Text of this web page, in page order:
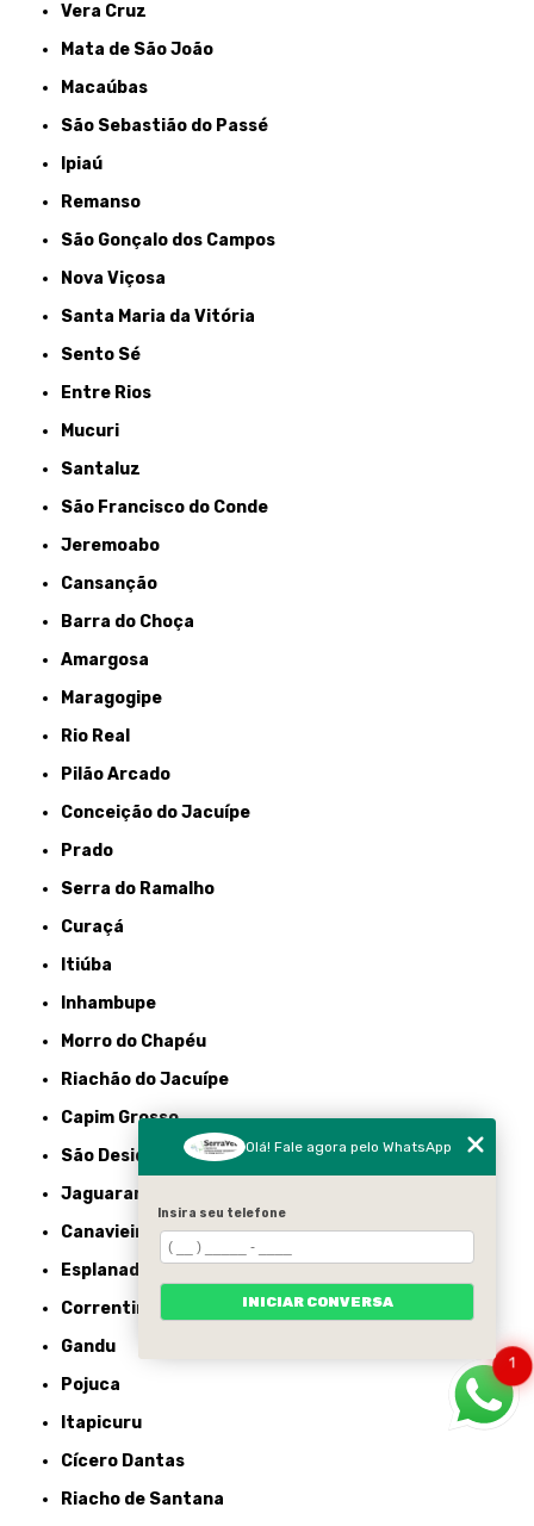
Vera Cruz
Mata de São João
Macaúbas
São Sebastião do Passé
Ipiaú
Remanso
São Gonçalo dos Campos
Nova Viçosa
Santa Maria da Vitória
Sento Sé
Entre Rios
Mucuri
Santaluz
São Francisco do Conde
Jeremoabo
Cansanção
Barra do Choça
Amargosa
Maragogipe
Rio Real
Pilão Arcado
Conceição do Jacuípe
Prado
Serra do Ramalho
Curaçá
Itiúba
Inhambupe
Morro do Chapéu
Riachão do Jacuípe
Capim Grosso
São Desidério
Jaguarari
Canavieiras
Esplanada
Correntina
Gandu
Pojuca
Itapicuru
Cícero Dantas
Riacho de Santana
1
Olá! Fale agora pelo WhatsApp
Insira seu telefone
INICIAR CONVERSA